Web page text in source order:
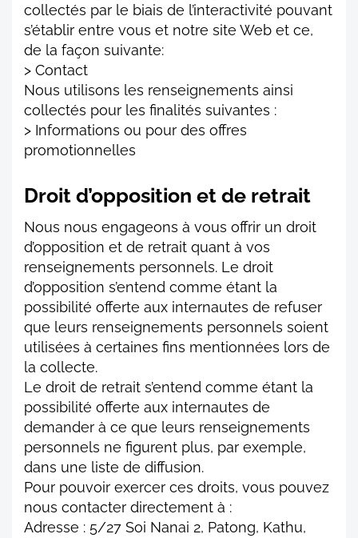
collectés par le biais de l’interactivité pouvant
s’établir entre vous et notre site Web et ce,
de la façon suivante:
> Contact
Nous utilisons les renseignements ainsi
collectés pour les finalités suivantes :
> Informations ou pour des offres
promotionnelles
Droit d’opposition et de retrait
Nous nous engageons à vous offrir un droit
d’opposition et de retrait quant à vos
renseignements personnels. Le droit
d’opposition s’entend comme étant la
possibilité offerte aux internautes de refuser
que leurs renseignements personnels soient
utilisées à certaines fins mentionnées lors de
la collecte.
Le droit de retrait s’entend comme étant la
possibilité offerte aux internautes de
demander à ce que leurs renseignements
personnels ne figurent plus, par exemple,
dans une liste de diffusion.
Pour pouvoir exercer ces droits, vous pouvez
nous contacter directement à :
Adresse : 5/27 Soi Nanai 2, Patong, Kathu,